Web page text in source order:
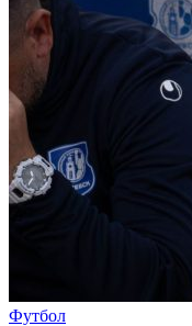
Футбол